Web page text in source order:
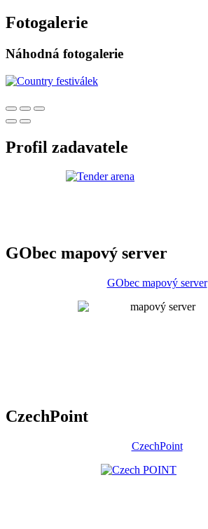
Fotogalerie
Náhodná fotogalerie
Profil zadavatele
GObec mapový server
GObec mapový server
CzechPoint
CzechPoint